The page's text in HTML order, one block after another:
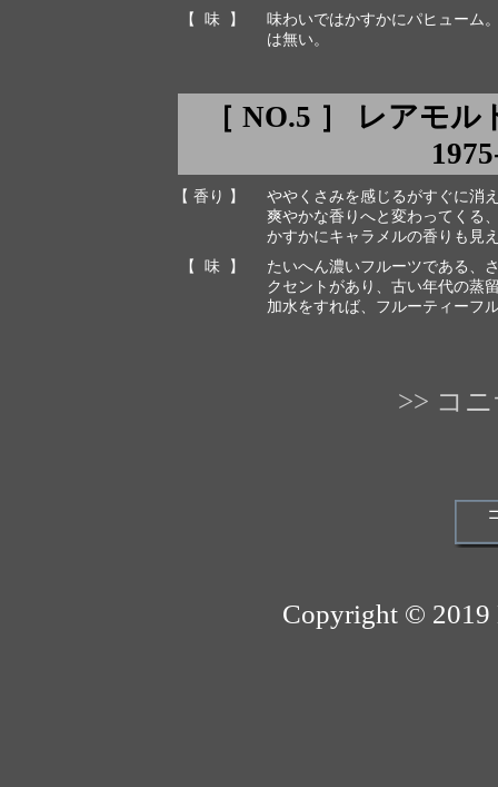
【 味 】
味わいではかすかにパヒューム
は無い。
［ NO.5 ］ レアモ
【 香り 】
ややくさみを感じるがすぐに消
爽やかな香りへと変わってくる
かすかにキャラメルの香りも見
【 味 】
たいへん濃いフルーツである、
クセントがあり、古い年代の蒸
加水をすれば、フルーティーフ
>> コ
Copyright © 2019